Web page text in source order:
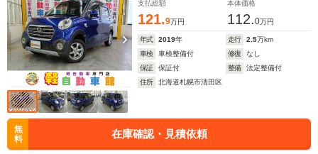
支払総額
121.9万円
本体価格
112.0万円
年式 2019年 走行 2.5万km
車検
車検整備付 修復
なし
保証
保証付 整備
法定整備付
住所
北海道札幌市清田区
無
料
在庫確認・見積依頼